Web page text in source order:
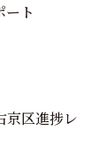
ト
京区進捗レ